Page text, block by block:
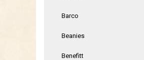
Barco
Beanies
Benefitt